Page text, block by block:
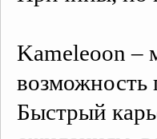
Kameleoon –
возможность
Быстрый